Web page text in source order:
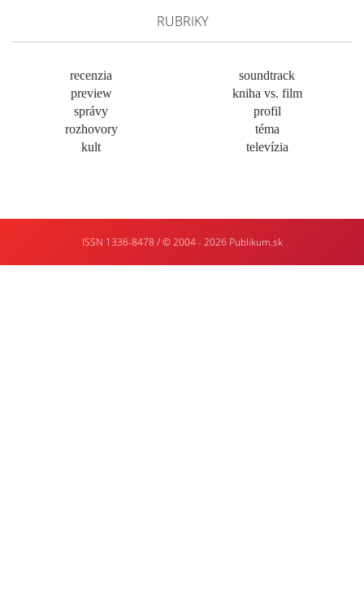
RUBRIKY
recenzia
preview
správy
rozhovory
kult
soundtrack
kniha vs. film
profil
téma
televízia
ISSN 1336-8478 / © 2004 - 2026 Publikum.sk